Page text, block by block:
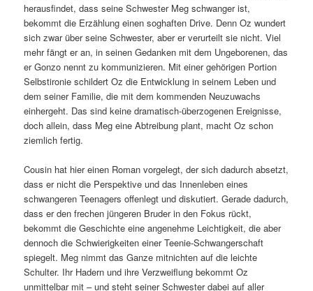
herausfindet, dass seine Schwester Meg schwanger ist,
bekommt die Erzählung einen soghaften Drive. Denn Oz wundert
sich zwar über seine Schwester, aber er verurteilt sie nicht. Viel
mehr fängt er an, in seinen Gedanken mit dem Ungeborenen, das
er Gonzo nennt zu kommunizieren. Mit einer gehörigen Portion
Selbstironie schildert Oz die Entwicklung in seinem Leben und
dem seiner Familie, die mit dem kommenden Neuzuwachs
einhergeht. Das sind keine dramatisch-überzogenen Ereignisse,
doch allein, dass Meg eine Abtreibung plant, macht Oz schon
ziemlich fertig.
Cousin hat hier einen Roman vorgelegt, der sich dadurch absetzt,
dass er nicht die Perspektive und das Innenleben eines
schwangeren Teenagers offenlegt und diskutiert. Gerade dadurch,
dass er den frechen jüngeren Bruder in den Fokus rückt,
bekommt die Geschichte eine angenehme Leichtigkeit, die aber
dennoch die Schwierigkeiten einer Teenie-Schwangerschaft
spiegelt. Meg nimmt das Ganze mitnichten auf die leichte
Schulter. Ihr Hadern und ihre Verzweiflung bekommt Oz
unmittelbar mit – und steht seiner Schwester dabei auf aller